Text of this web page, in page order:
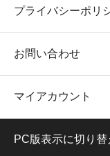
プライバシーポリ
お問い合わせ
マイアカウント
PC版表示に切り替